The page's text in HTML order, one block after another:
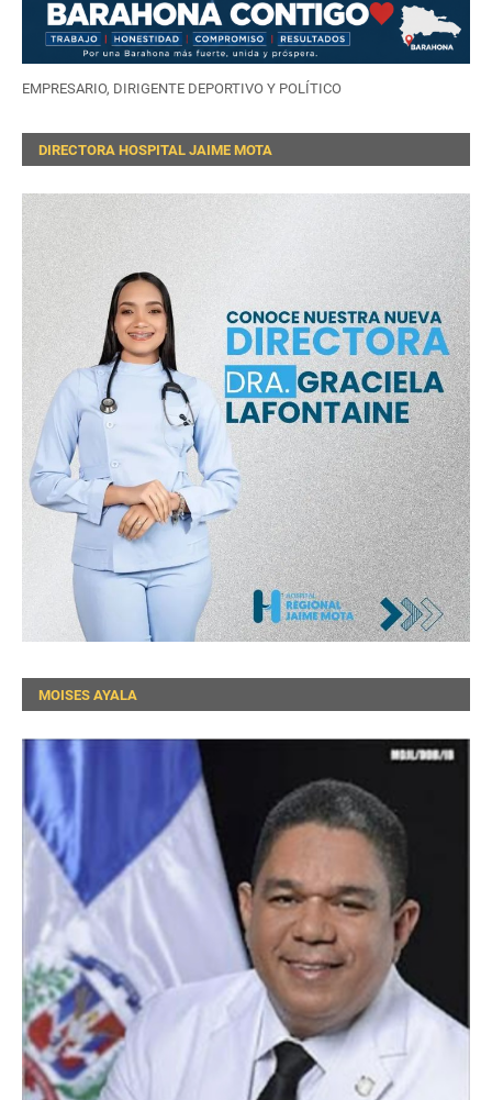
EMPRESARIO, DIRIGENTE DEPORTIVO Y POLÍTICO
DIRECTORA HOSPITAL JAIME MOTA
MOISES AYALA